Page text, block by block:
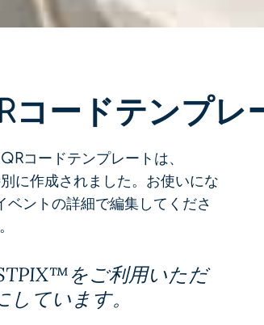
ードテンプレ
コードテンプレートは、
に作成されました。お使いにな
ベントの詳細で編集してくださ
をご利用いただ
しています。